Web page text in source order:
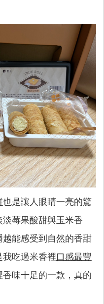
也是讓人眼睛一亮的驚
莓果酸甜與玉米香
能感受到自然的香甜
我吃過米香裡口感最豐
香味十足的一款，真的